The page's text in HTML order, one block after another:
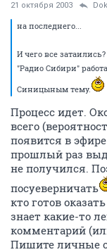
21 октября 2003
на последнего...
И чего все
"Радио Сибири"
Синицыным тему.
Процесс идет.
всего
появится в
прошлый раз
не получился.
посуеверничать
кто готов
знает какие-то
комментарий
Пишите личные